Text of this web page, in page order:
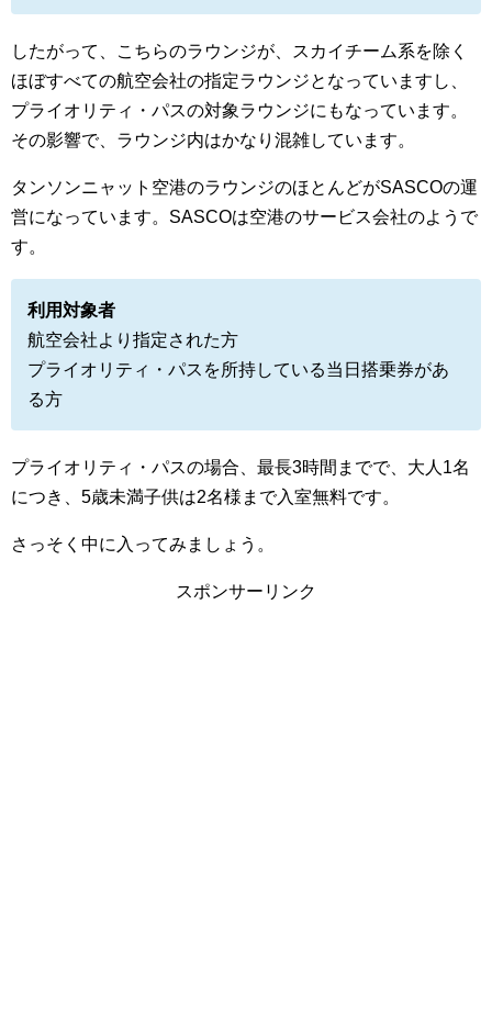
したがって、こちらのラウンジが、スカイチーム系を除く
ほぼすべての航空会社の指定ラウンジとなっていますし、
プライオリティ・パスの対象ラウンジにもなっています。
その影響で、ラウンジ内はかなり混雑しています。
タンソンニャット空港のラウンジのほとんどがSASCOの運
営になっています。SASCOは空港のサービス会社のようで
す。
利用対象者
航空会社より指定された方
プライオリティ・パスを所持している当日搭乗券があ
る方
プライオリティ・パスの場合、最長3時間までで、大人1名
につき、5歳未満子供は2名様まで入室無料です。
さっそく中に入ってみましょう。
スポンサーリンク